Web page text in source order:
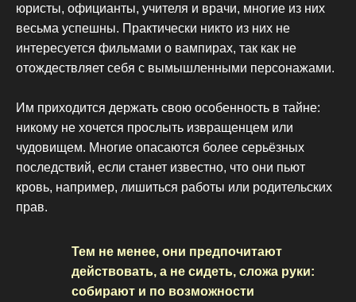
юристы, официанты, учителя и врачи, многие из них
весьма успешны. Практически никто из них не
интересуется фильмами о вампирах, так как не
отождествляет себя с вымышленными персонажами.
Им приходится держать свою особенность в тайне:
никому не хочется прослыть извращенцем или
чудовищем. Многие опасаются более серьёзных
последствий, если станет известно, что они пьют
кровь, например, лишиться работы или родительских
прав.
Тем не менее, они предпочитают
действовать, а не сидеть, сложа руки:
собирают и по возможности